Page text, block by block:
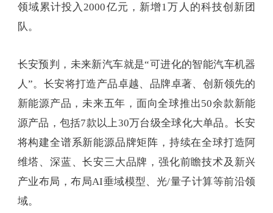
领域累计投入2000亿元，新增1万人的科技创新团
队。
长安预判，未来新汽车就是“可进化的智能汽车机器
人”。长安将打造产品卓越、品牌卓著、创新领先的
新能源产品，未来五年，面向全球推出50余款新能
源产品，包括7款以上30万台级全球化大单品。长安
将构建全谱系新能源品牌矩阵，持续在全球打造阿
维塔、深蓝、长安三大品牌，强化前瞻技术及新兴
产业布局，布局AI垂域模型、光/量子计算等前沿领
域。